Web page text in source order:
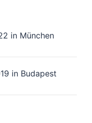
in München
in Budapest